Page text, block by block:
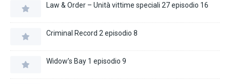
Law & Order – Unità vittime speciali 27 episodio 16
Criminal Record 2 episodio 8
Widow’s Bay 1 episodio 9